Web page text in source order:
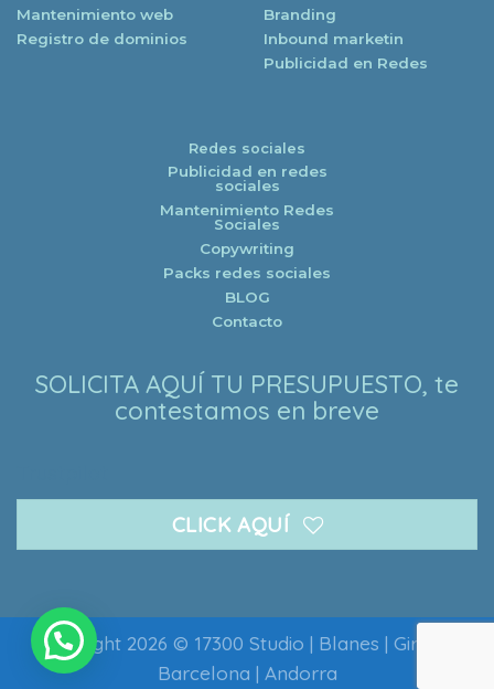
Mantenimiento web
Registro de dominios
Branding
Inbound marketin
Publicidad en Redes
Redes sociales
Publicidad en redes
sociales
Mantenimiento Redes
Sociales
Copywriting
Packs redes sociales
BLOG
Contacto
SOLICITA AQUÍ TU PRESUPUESTO, te
contestamos en breve
CLICK AQUÍ
Copyright 2026 © 17300 Studio | Blanes | Girona |
Barcelona | Andorra